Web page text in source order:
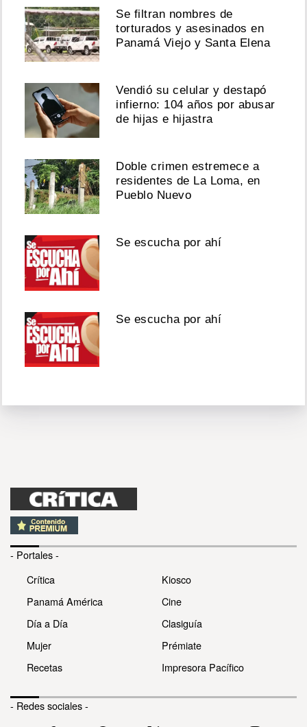
Se filtran nombres de
torturados y asesinados en
Panamá Viejo y Santa Elena
Vendió su celular y destapó
infierno: 104 años por abusar
de hijas e hijastra
Doble crimen estremece a
residentes de La Loma, en
Pueblo Nuevo
Se escucha por ahí
Se escucha por ahí
- Portales -
Crítica
Panamá América
Día a Día
Mujer
Recetas
Kiosco
Cine
Clasiguía
Prémiate
Impresora Pacífico
- Redes sociales -